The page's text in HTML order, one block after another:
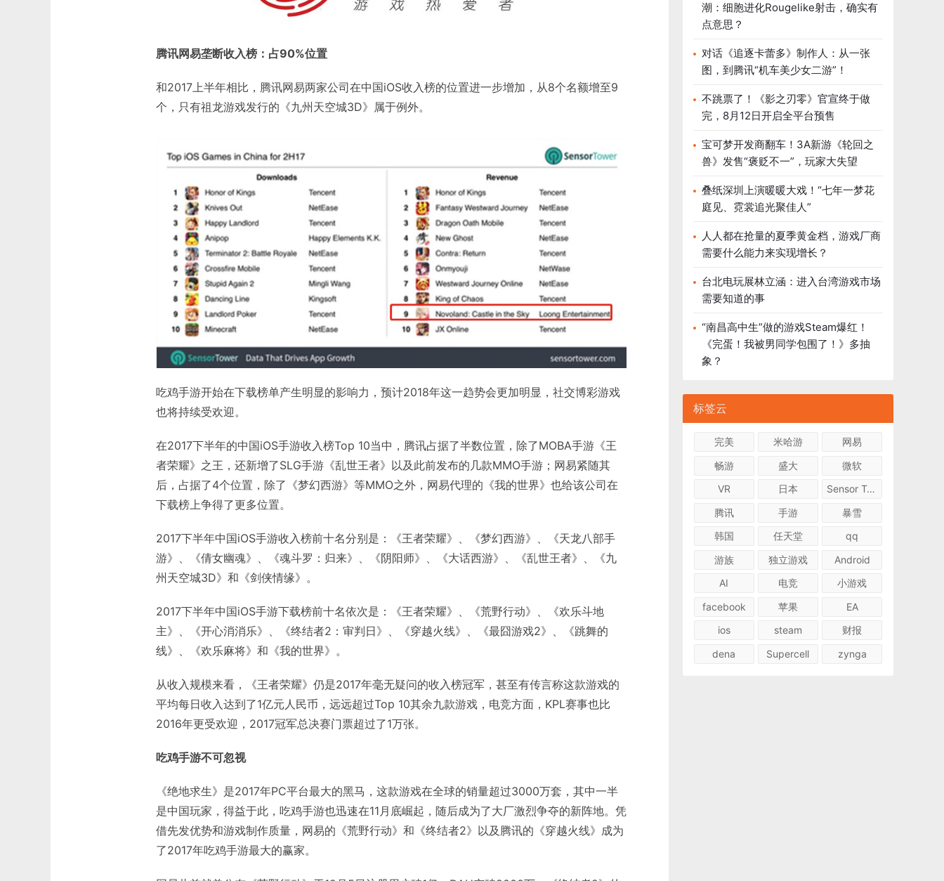
腾讯网易垄断收入榜：占90%位置
和2017上半年相比，腾讯网易两家公司在中国iOS收入榜的位置进一步增加，从8个名额增至9
个，只有祖龙游戏发行的《九州天空城3D》属于例外。
吃鸡手游开始在下载榜单产生明显的影响力，预计2018年这一趋势会更加明显，社交博彩游戏
也将持续受欢迎。
在2017下半年的中国iOS手游收入榜Top 10当中，腾讯占据了半数位置，除了MOBA手游《王
者荣耀》之王，还新增了SLG手游《乱世王者》以及此前发布的几款MMO手游；网易紧随其
后，占据了4个位置，除了《梦幻西游》等MMO之外，网易代理的《我的世界》也给该公司在
下载榜上争得了更多位置。
2017下半年中国iOS手游收入榜前十名分别是：《王者荣耀》、《梦幻西游》、《天龙八部手
游》、《倩女幽魂》、《魂斗罗：归来》、《阴阳师》、《大话西游》、《乱世王者》、《九
州天空城3D》和《剑侠情缘》。
2017下半年中国iOS手游下载榜前十名依次是：《王者荣耀》、《荒野行动》、《欢乐斗地
主》、《开心消消乐》、《终结者2：审判日》、《穿越火线》、《最囧游戏2》、《跳舞的
线》、《欢乐麻将》和《我的世界》。
从收入规模来看，《王者荣耀》仍是2017年毫无疑问的收入榜冠军，甚至有传言称这款游戏的
平均每日收入达到了1亿元人民币，远远超过Top 10其余九款游戏，电竞方面，KPL赛事也比
2016年更受欢迎，2017冠军总决赛门票超过了1万张。
吃鸡手游不可忽视
《绝地求生》是2017年PC平台最大的黑马，这款游戏在全球的销量超过3000万套，其中一半
是中国玩家，得益于此，吃鸡手游也迅速在11月底崛起，随后成为了大厂激烈争夺的新阵地。凭
借先发优势和游戏制作质量，网易的《荒野行动》和《终结者2》以及腾讯的《穿越火线》成为
了2017年吃鸡手游最大的赢家。
潮：细胞进化Rougelike射击，确实有
点意思？
对话《追逐卡蕾多》制作人：从一张
图，到腾讯“机车美少女二游”！
不跳票了！《影之刃零》官宣终于做
完，8月12日开启全平台预售
宝可梦开发商翻车！3A新游《轮回之
兽》发售“褒贬不一”，玩家大失望
叠纸深圳上演暖暖大戏！“七年一梦花
庭见、霓裳追光聚佳人”
人人都在抢量的夏季黄金档，游戏厂商
需要什么能力来实现增长？
台北电玩展林立涵：进入台湾游戏市场
需要知道的事
“南昌高中生”做的游戏Steam爆红！
《完蛋！我被男同学包围了！》多抽
象？
标签云
完美 米哈游
网易
畅游
盛大
微软
VR
日本
Sensor Tower
腾讯
手游
暴雪
韩国
任天堂
qq
游族
独立游戏
Android
AI
电竞
小游戏
facebook
苹果
EA
ios
steam
财报
dena
Supercell zynga